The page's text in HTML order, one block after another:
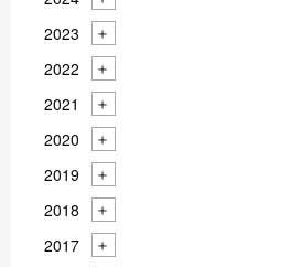
2023
2022
2021
2020
2019
2018
2017